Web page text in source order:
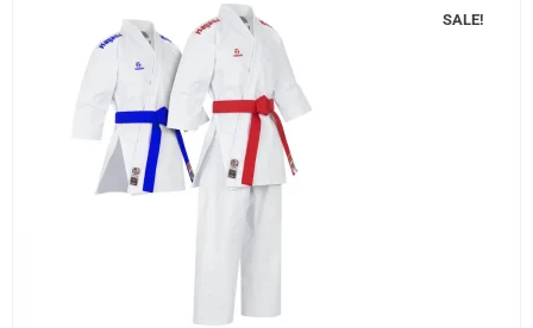
SALE!